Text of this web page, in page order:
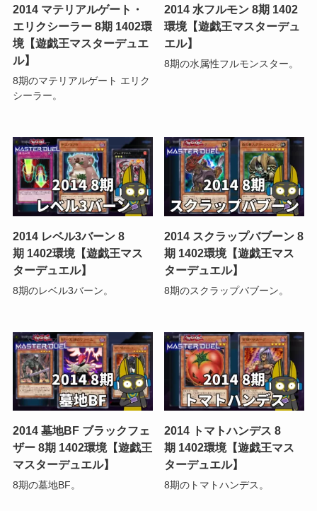
2014 マテリアルゲート・
エリクシーラー 8期 1402環
境【遊戯王マスターデュエ
ル】
8期のマテリアルゲート エリク
シーラー。
2014 水フルモン 8期 1402
環境【遊戯王マスターデュ
エル】
8期の水属性フルモンスター。
2014 レベル3バーン 8
期 1402環境【遊戯王マス
ターデュエル】
8期のレベル3バーン。
2014 スクラップバブーン 8
期 1402環境【遊戯王マス
ターデュエル】
8期のスクラップバブーン。
2014 墓地BF ブラックフェ
ザー 8期 1402環境【遊戯王
マスターデュエル】
8期の墓地BF。
2014 トマトハンデス 8
期 1402環境【遊戯王マス
ターデュエル】
8期のトマトハンデス。